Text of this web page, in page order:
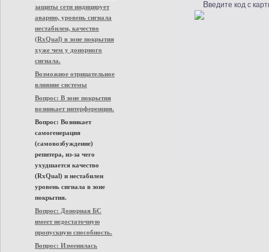
защиты сети индицирует
аварию, уровень сигнала
нестабилен, качество
(RxQual) в зоне покрытия
хуже чем у донорного
сигнала.
Возможное отрицательное
влияние системы
Вопрос: В зоне покрытия
возникает интерференция.
Вопрос: Возникает
самогенерация
(самовозбуждение)
репитера, из-за чего
ухудшается качество
(RxQual) и нестабилен
уровень сигнала в зоне
покрытия.
Вопрос: Донорная БС
имеет недостаточную
пропускную способность.
Вопрос: Изменилась
Введите код с